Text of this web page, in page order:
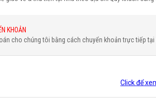
KHOẢN
cho chúng tôi bằng cách chuyển khoản trực tiếp
Click để